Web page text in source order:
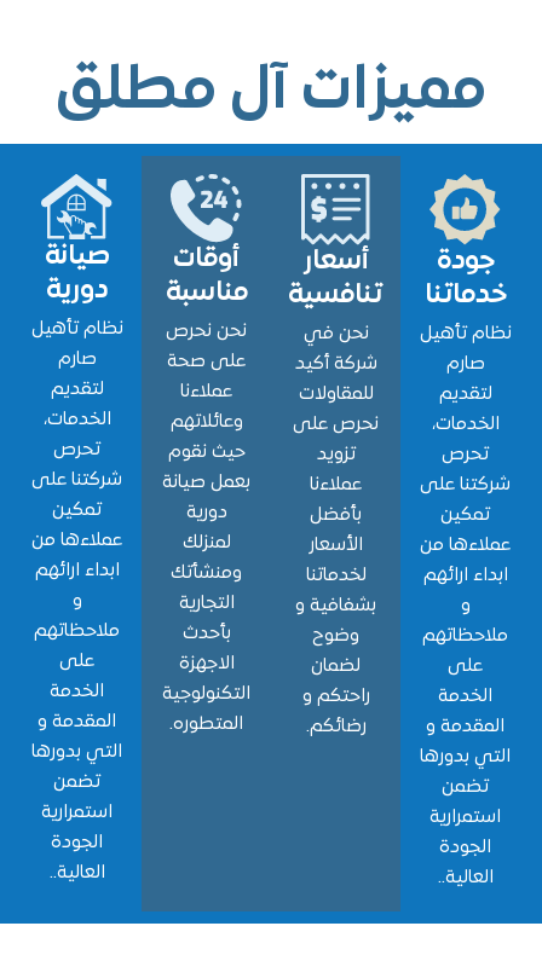
آل مطلق
تأهيل
على
من
ارائهم
و
بدورها
أسعار
تنافسية
نحن في
شركة أكيد
للمقاولات
نحرص على
عملاءنا
الأسعار
لخدماتنا
بشفافية و
راحتكم و
رضائكم.
أوقات
مناسبة
نحن نحرص
على صحة
وعائلاتهم
حيث نقوم
بعمل صيانة
ومنشأتك
التجارية
التكنولوجية
المتطوره.
صيانة
دورية
نظام تأهيل
الخدمات،
شركتنا على
عملاءها من
ابداء ارائهم
ملاحظاتهم
الخدمة
المقدمة و
التي بدورها
استمرارية